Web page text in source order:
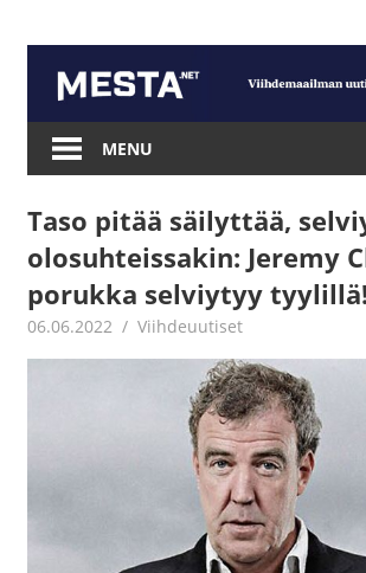
content
Mesta.net
MENU
Taso pitää säilyttää,
olosuhteissakin: Jeremy
porukka selviytyy tyylillä!
06.06.2022 Juha Kaunisto
Viihdeuutiset